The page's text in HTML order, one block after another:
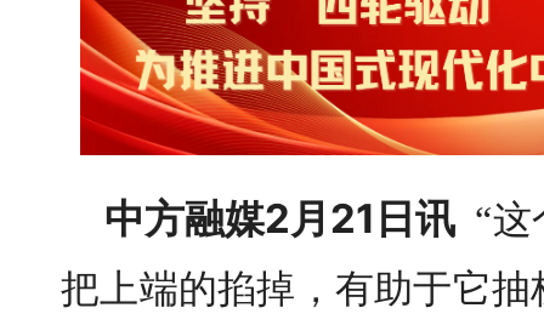
中方融媒2月21日讯 “
把上端的掐掉，有助于它抽